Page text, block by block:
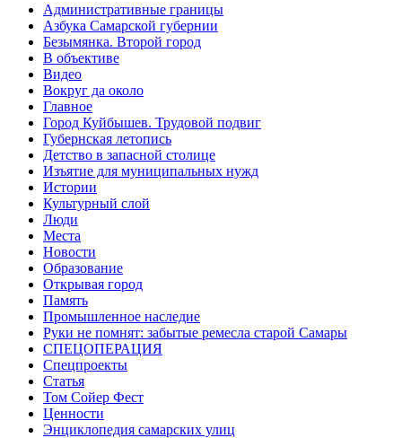
Административные границы
Азбука Самарской губернии
Безымянка. Второй город
В объективе
Видео
Вокруг да около
Главное
Город Куйбышев. Трудовой подвиг
Губернская летопись
Детство в запасной столице
Изъятие для муниципальных нужд
Истории
Культурный слой
Люди
Места
Новости
Образование
Открывая город
Память
Промышленное наследие
Руки не помнят: забытые ремесла старой Самары
СПЕЦОПЕРАЦИЯ
Спецпроекты
Статья
Том Сойер Фест
Ценности
Энциклопедия самарских улиц